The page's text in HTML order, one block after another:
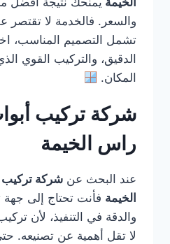
والسعر. فالخدمة لا تقتصر
تشمل التصميم المناسب،
الدقيق، والتركيب القوي
المكان.
شركة تركيب
راس الخيمة
عند البحث عن شركة
الخيمة فأنت تحتاج إلى جهة
والدقة في التنفيذ، لأن
لا تقل أهمية عن تصنيعه.